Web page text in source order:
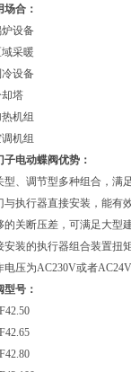
场合：
炉设备
采暖
冷设备
却塔
机组
机组
子电动蝶阀优势：
型、调节型多种组合，满
与执行器直接安装，能有
的关断压差，可满足大型
安装的执行器组合装置扭
电压为AC230V或者
型号：